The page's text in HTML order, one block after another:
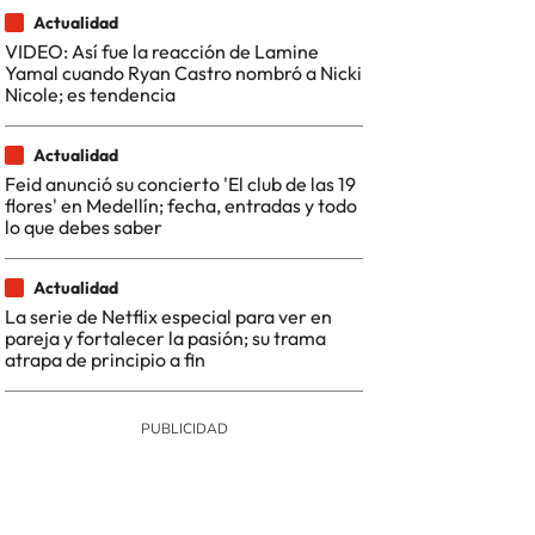
Actualidad
VIDEO: Así fue la reacción de Lamine
Yamal cuando Ryan Castro nombró a Nicki
Nicole; es tendencia
Actualidad
Feid anunció su concierto 'El club de las 19
flores' en Medellín; fecha, entradas y todo
lo que debes saber
Actualidad
La serie de Netflix especial para ver en
pareja y fortalecer la pasión; su trama
atrapa de principio a fin